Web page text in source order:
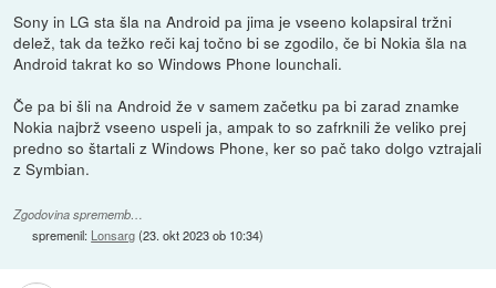
Sony in LG sta šla na Android pa jima je vseeno kolapsiral tržni
delež, tak da težko reči kaj točno bi se zgodilo, če bi Nokia šla na
Android takrat ko so Windows Phone lounchali.
Če pa bi šli na Android že v samem začetku pa bi zarad znamke
Nokia najbrž vseeno uspeli ja, ampak to so zafrknili že veliko prej
predno so štartali z Windows Phone, ker so pač tako dolgo vztrajali
z Symbian.
Zgodovina sprememb…
spremenil: Lonsarg(23. okt 2023 ob 10:34)